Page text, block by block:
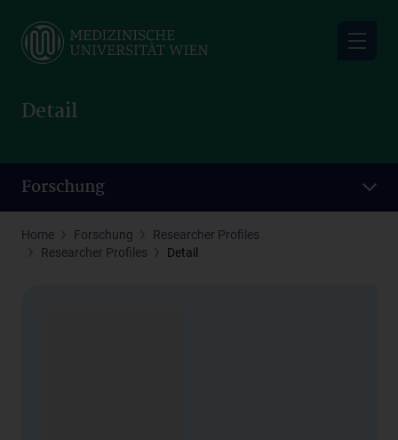
main
Detail
Forschung
Home Forschung
Researcher Profiles
Researcher Profiles
Detail